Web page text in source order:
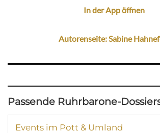
In der App öffnen
Autorenseite: Sabine
Passende Ruhrbarone-
Events im Pott & Umland